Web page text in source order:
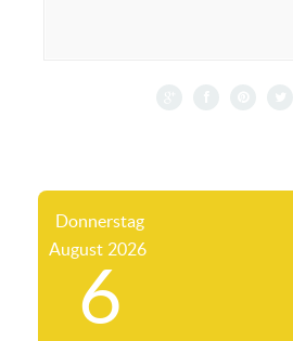
Donnerstag
August 2026
6